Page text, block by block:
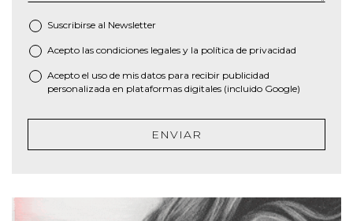
Suscribirse al Newsletter
* Acepto las condiciones legales y la política de privacidad
Acepto el uso de mis datos para recibir publicidad
personalizada en plataformas digitales (incluido Google)
ENVIAR